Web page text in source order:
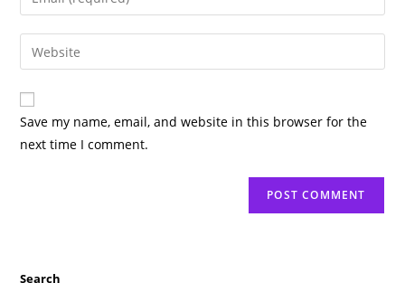
comment
your
email
address
comment
Enter
your
website
URL
(optional)
Save my name, email, and website in this browser for the
next time I comment.
Search